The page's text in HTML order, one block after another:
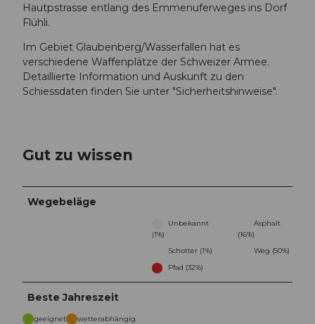
Hautpstrasse entlang des Emmenuferweges ins Dorf
Flühli.
Im Gebiet Glaubenberg/Wasserfallen hat es
verschiedene Waffenplätze der Schweizer Armee.
Detaillierte Information und Auskunft zu den
Schiessdaten finden Sie unter "Sicherheitshinweise".
Gut zu wissen
Wegebeläge
Unbekannt
(1%)
Asphalt
(16%)
Schotter (1%)
Weg (50%)
Pfad (32%)
Beste Jahreszeit
geeignet wetterabhängig